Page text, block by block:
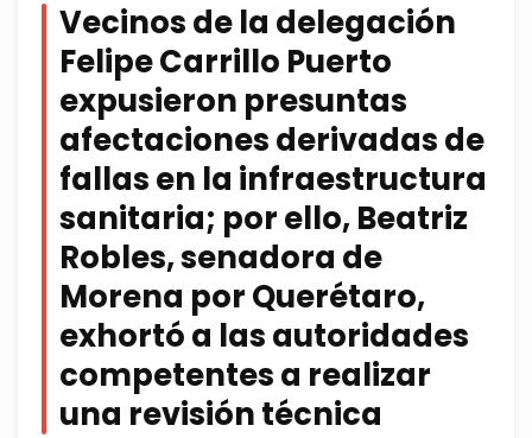
Vecinos de la delegación
Felipe Carrillo Puerto
expusieron presuntas
afectaciones derivadas de
fallas en la infraestructura
sanitaria; por ello, Beatriz
Robles, senadora de
Morena por Querétaro,
exhortó a las autoridades
competentes a realizar
una revisión técnica